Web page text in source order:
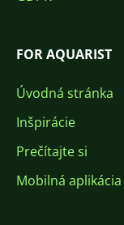
FOR AQUARIST
Úvodná stránka
Inšpirácie
Prečítajte si
Mobilná aplikácia